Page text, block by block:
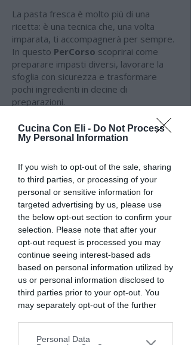
Cucina Con Eli - Do Not Process
My Personal Information
If you wish to opt-out of the sale, sharing
to third parties, or processing of your
personal or sensitive information for
targeted advertising by us, please use
the below opt-out section to confirm your
selection. Please note that after your
opt-out request is processed you may
continue seeing interest-based ads
based on personal information utilized by
us or personal information disclosed to
third parties prior to your opt-out. You
may separately opt-out of the further
downstream participants. This
Personal Data
La pasta fresca è molto più di una
ricetta: è una tecnica che, una volta
imparata, ti accompagnerà per sempre.
In questo PerCorso scoprirai come
preparare impasti diversi, lavorare la
sfoglia con sicurezza e trasformare
pochi ingredienti in decine di
preparazioni.
Perché il nostro obiettivo non è
insegnarti un formato di pasta.
mille modi diversi.
COSA IMPARERAI
Durante le tre lezioni lavoreremo
insieme per costruire un metodo
semplice, pratico e replicabile a casa.
Imparerai a:
preparare la sfoglia all'uovo e la pasta di
semola;
scegliere l'impasto più adatto in base al
formato che desideri realizzare;
stendere la pasta con il matterello e con
realizzare ripieni equilibrati e ben
strutturati;